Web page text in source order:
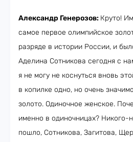
Александр Генерозов: Круто!
самое первое олимпийское
разряде в истории России, и
Аделина Сотникова сегодня с
я не могу не коснуться вновь
в копилке одно, но очень
золото. Одиночное женское.
именно в одиночницах? Никого-
пошло, Сотникова, Загитова,